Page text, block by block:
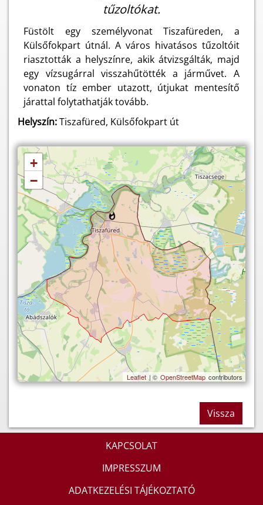
tűzoltókat.
Füstölt egy személyvonat Tiszafüreden, a
Külsőfokpart útnál. A város hivatásos tűzoltóit
riasztották a helyszínre, akik átvizsgálták, majd
egy vízsugárral visszahűtötték a járművet. A
vonaton tíz ember utazott, útjukat mentesítő
járattal folytathatják tovább.
Helyszín:Tiszafüred, Külsőfokpart út
+
−
Leaflet | © OpenStreetMap contributors
Vissza
KAPCSOLAT
IMPRESSZUM
ADATKEZELÉSI TÁJÉKOZTATÓ